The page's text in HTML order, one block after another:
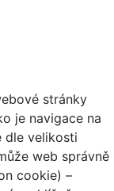
stránky
je navigace na
dle velikosti
web správně
cookie) –